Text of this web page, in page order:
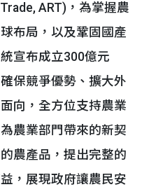
ART)，為掌握農
布局，以及鞏固國產
宣布成立300億元
保競爭優勢、擴大外
向，全方位支持農業
農業部門帶來的新契
農產品，提出完整的
，展現政府讓農民安